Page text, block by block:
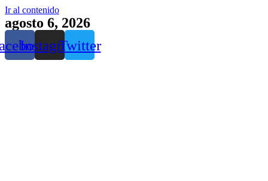
Ir al contenido
agosto 6, 2026
InstagramTwitter